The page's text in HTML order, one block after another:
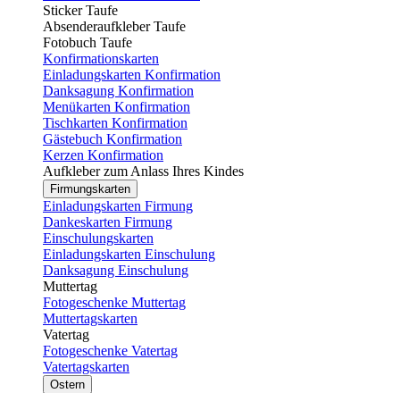
Sticker Taufe
Absenderaufkleber Taufe
Fotobuch Taufe
Konfirmationskarten
Einladungskarten Konfirmation
Danksagung Konfirmation
Menükarten Konfirmation
Tischkarten Konfirmation
Gästebuch Konfirmation
Kerzen Konfirmation
Aufkleber zum Anlass Ihres Kindes
Firmungskarten
Einladungskarten Firmung
Dankeskarten Firmung
Einschulungskarten
Einladungskarten Einschulung
Danksagung Einschulung
Muttertag
Fotogeschenke Muttertag
Muttertagskarten
Vatertag
Fotogeschenke Vatertag
Vatertagskarten
Ostern